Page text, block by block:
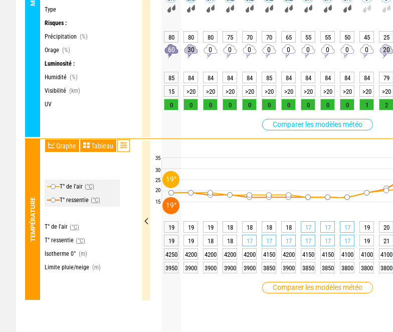
Type
Risques :
Précipitation (%)
Orage (%)
Luminosité :
Humidité (%)
Visibilité (km)
UV
Comparer les modèles météo
TEMPÉRATURE
Graphe Tableau
T° de l'air (°C)
T° ressentie (°C)
T° de l'air (°C)
T° ressentie (°C)
Isotherme 0° (m)
Limite pluie/neige (m)
Comparer les modèles météo
35
30
25
20
15
80 80 80 75 70 70 65 55 55 50 45 25
60 30 0 0 0 0 0 0 0 0 0 20
85 84 84 84 84 85 84 84 84 84 84 79
15
>20 >20 >20 >20 >20 >20 >20 >20 >20 >20 >20
0
0 0 0 0 0 0 0 0 0 1 2
19 19 19 18 18 18 18 17 17 17 19 20
19
19 18 18 17 17 17 17 17 17 19 21
4250
4200 4200 4200 4200 4150 4200 4150 4150 4100 4100 4100
3950
3900 3900 3900 3900 3850 3900 3850 3850 3800 3800 3800
19°
19°